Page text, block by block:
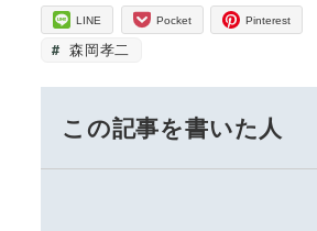
LINE Pocket Pinterest
森岡孝二
この記事を書いた人